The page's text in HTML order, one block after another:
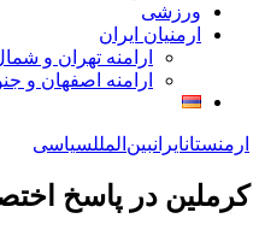
ورزشی
ارمنیان ایران
ارامنه تهران و
ارامنه اصفهان و
ارمنستانایرانبین‌المللسیاسی
کرملین در پاسخ